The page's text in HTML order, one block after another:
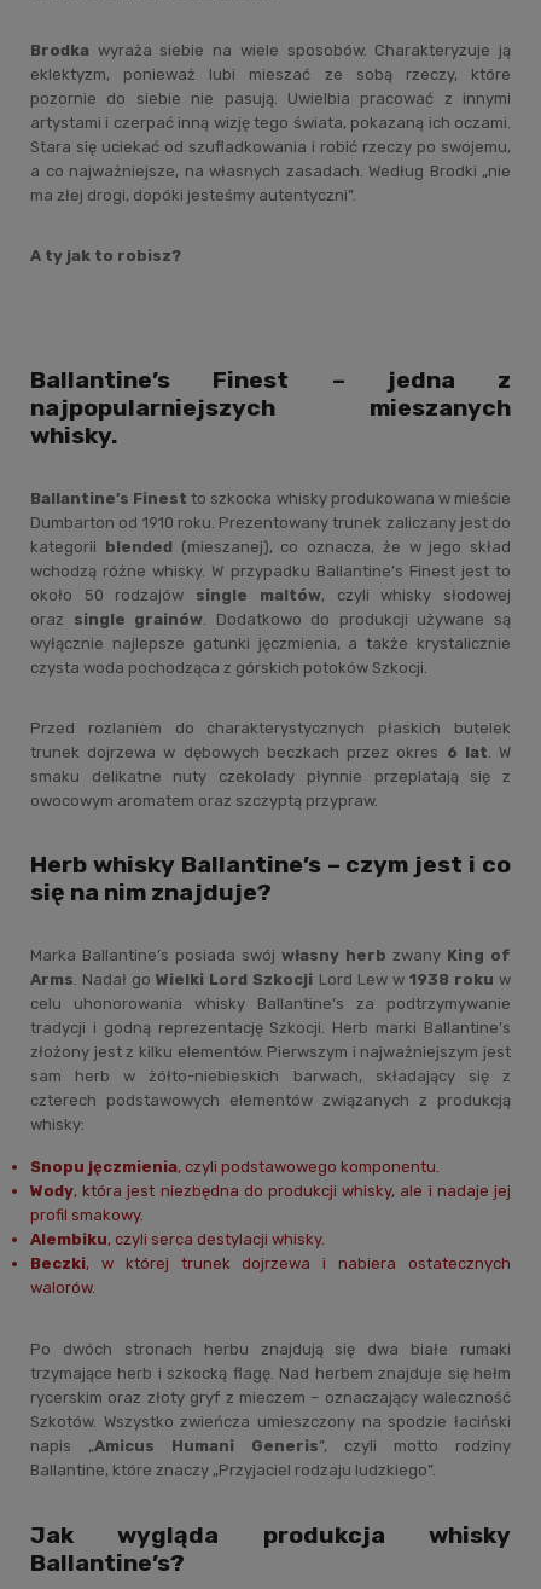
Brodka wyraża siebie na wiele sposobów. Charakteryzuje ją
eklektyzm, ponieważ lubi mieszać ze sobą rzeczy, które
pozornie do siebie nie pasują. Uwielbia pracować z innymi
artystami i czerpać inną wizję tego świata, pokazaną ich oczami.
Stara się uciekać od szufladkowania i robić rzeczy po swojemu,
a co najważniejsze, na własnych zasadach. Według Brodki „nie
ma złej drogi, dopóki jesteśmy autentyczni”.
A ty jak to robisz?
Ballantine’s Finest – jedna z
najpopularniejszych mieszanych
whisky.
Ballantine’s Finest to szkocka whisky produkowana w mieście
Dumbarton od 1910 roku. Prezentowany trunek zaliczany jest do
kategorii blended (mieszanej), co oznacza, że w jego skład
wchodzą różne whisky. W przypadku Ballantine’s Finest jest to
około 50 rodzajów single maltów, czyli whisky słodowej
oraz single grainów. Dodatkowo do produkcji używane są
wyłącznie najlepsze gatunki jęczmienia, a także krystalicznie
czysta woda pochodząca z górskich potoków Szkocji.
Przed rozlaniem do charakterystycznych płaskich butelek
trunek dojrzewa w dębowych beczkach przez okres 6 lat. W
smaku delikatne nuty czekolady płynnie przeplatają się z
owocowym aromatem oraz szczyptą przypraw.
Herb whisky Ballantine’s – czym jest i co
się na nim znajduje?
Marka Ballantine’s posiada swój własny herb zwany King of
Arms. Nadał goWielki Lord Szkocji Lord Lew w 1938 roku w
celu uhonorowania whisky Ballantine’s za podtrzymywanie
tradycji i godną reprezentację Szkocji. Herb marki Ballantine’s
złożony jest z kilku elementów. Pierwszym i najważniejszym jest
sam herb w żółto-niebieskich barwach, składający się z
czterech podstawowych elementów związanych z produkcją
whisky:
Snopu jęczmienia, czyli podstawowego komponentu.
Wody, która jest niezbędna do produkcji whisky, ale i nadaje jej
profil smakowy.
Alembiku, czyli serca destylacji whisky.
Beczki, w której trunek dojrzewa i nabiera ostatecznych
walorów.
Po dwóch stronach herbu znajdują się dwa białe rumaki
trzymające herb i szkocką flagę. Nad herbem znajduje się hełm
rycerskim oraz złoty gryf z mieczem – oznaczający waleczność
Szkotów. Wszystko zwieńcza umieszczony na spodzie łaciński
napis „Amicus Humani Generis”, czyli motto rodziny
Ballantine, które znaczy „Przyjaciel rodzaju ludzkiego”.
Jak wygląda produkcja whisky
Ballantine’s?